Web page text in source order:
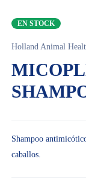
EN STOCK
Holland Animal
Shampoo
caballos.